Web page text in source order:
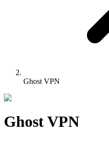
Ghost VPN
Ghost VPN